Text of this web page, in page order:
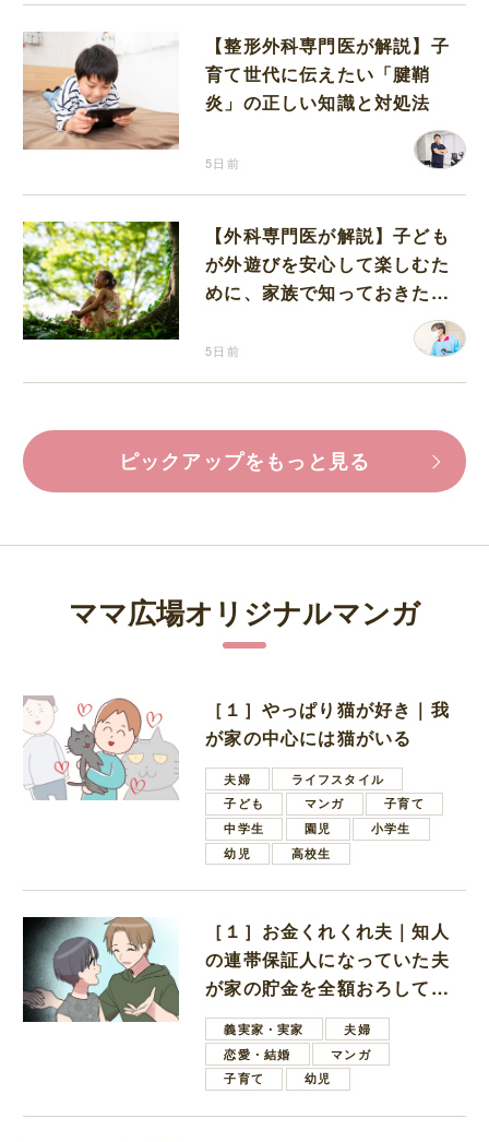
【整形外科専門医が解説】子
育て世代に伝えたい「腱鞘
炎」の正しい知識と対処法
5日前
【外科専門医が解説】子ども
が外遊びを安心して楽しむた
めに、家族で知っておきたい
5日前
ピックアップをもっと見る
ママ広場オリジナルマンガ
［１］やっぱり猫が好き｜我
が家の中心には猫がいる
夫婦
ライフスタイル
子ども
マンガ
子育て
中学生
園児
小学生
幼児
高校生
［１］お金くれくれ夫｜知人
の連帯保証人になっていた夫
が家の貯金を全額おろしてほ
しいと言ってきた
義実家・実家
夫婦
恋愛・結婚
マンガ
子育て
幼児